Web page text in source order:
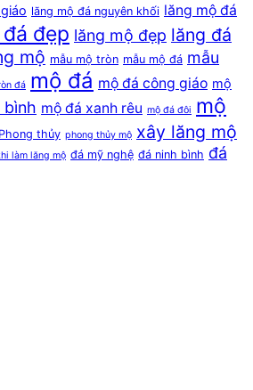
lăng mộ đá nguyên khối lăng mộ đá
đẹp lăng mộ đẹp lăng đá
mộ mẫu mộ tròn mẫu mộ đá mẫu
đá mộ đá mộ đá công giáo mộ
bình mộ đá xanh rêu mộ đá đôi mộ
Phong thủy phong thủy mộ xây lăng mộ
làm lăng mộ đá mỹ nghệ đá ninh bình đá